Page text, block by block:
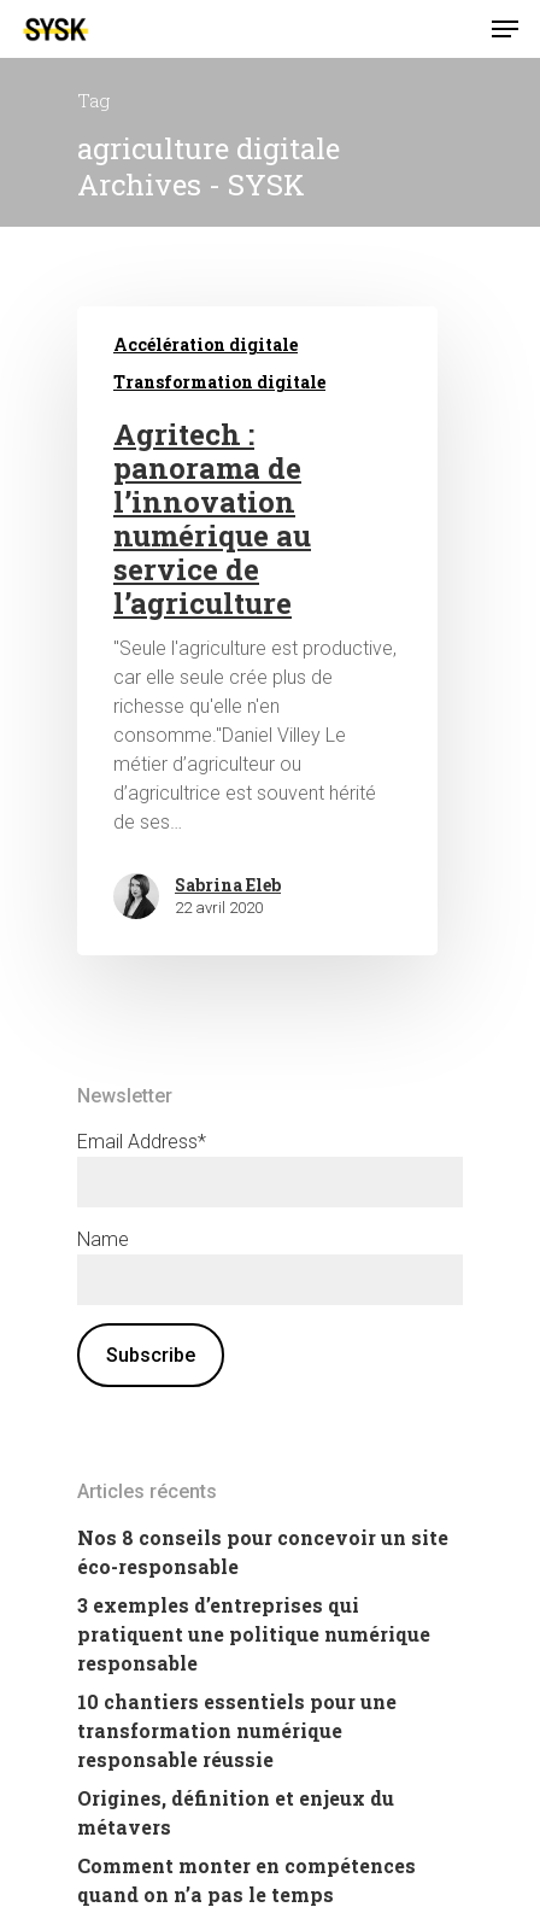
Hit enter to search or ESC to close
Tag
agriculture digitale
Archives - SYSK
Accélération digitale
Transformation digitale
Agritech :
panorama de
l’innovation
numérique au
service de
l’agriculture
"Seule l'agriculture est productive,
car elle seule crée plus de
richesse qu'elle n'en
consomme."Daniel Villey Le
métier d’agriculteur ou
d’agricultrice est souvent hérité
de ses…
Sabrina Eleb
22 avril 2020
Newsletter
Email Address*
Name
Articles récents
Nos 8 conseils pour concevoir un site
éco-responsable
3 exemples d’entreprises qui
pratiquent une politique numérique
responsable
10 chantiers essentiels pour une
transformation numérique
responsable réussie
Origines, définition et enjeux du
métavers
Comment monter en compétences
quand on n’a pas le temps